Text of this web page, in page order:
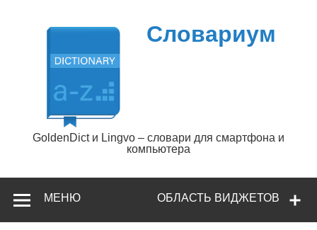
содержимому
Словариум
GoldenDict и Lingvo – словари для смартфона и
компьютера
ОБЛАСТЬ ВИДЖЕТОВ
МЕНЮ